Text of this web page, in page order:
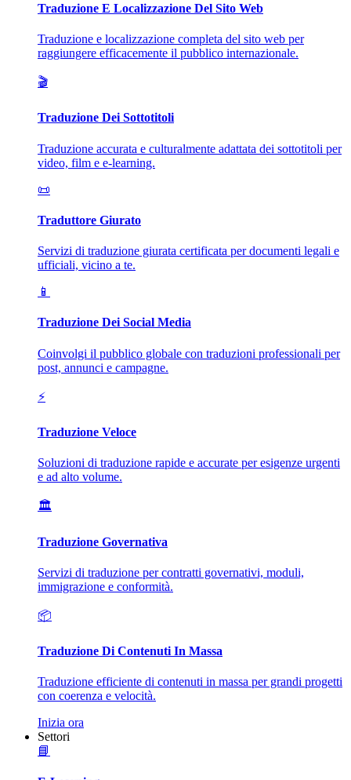
Traduzione E Localizzazione Del Sito Web
Traduzione e localizzazione completa del sito web per
raggiungere efficacemente il pubblico internazionale.
🎬
Traduzione Dei Sottotitoli
Traduzione accurata e culturalmente adattata dei sottotitoli per
video, film e e-learning.
📜
Traduttore Giurato
Servizi di traduzione giurata certificata per documenti legali e
ufficiali, vicino a te.
📱
Traduzione Dei Social Media
Coinvolgi il pubblico globale con traduzioni professionali per
post, annunci e campagne.
⚡
Traduzione Veloce
Soluzioni di traduzione rapide e accurate per esigenze urgenti
e ad alto volume.
🏛️
Traduzione Governativa
Servizi di traduzione per contratti governativi, moduli,
immigrazione e conformità.
📦
Traduzione Di Contenuti In Massa
Traduzione efficiente di contenuti in massa per grandi progetti
con coerenza e velocità.
Inizia ora
Settori
📘